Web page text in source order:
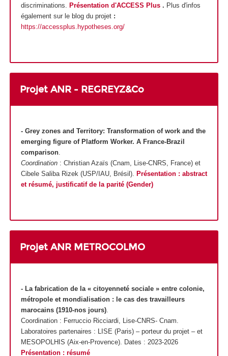
discriminations. Présentation d'ACCESS Plus. Plus d'infos
également sur le blog du projet :
https://accessplus.hypotheses.org/
Projet ANR - REGREYZ&Co
- Grey zones and Territory: Transformation of work and the
emerging figure of Platform Worker. A France-Brazil
comparison.
Coordination: Christian Azaïs (Cnam, Lise-CNRS, France) et
Cibele Saliba Rizek (USP/IAU, Brésil). Présentation : abstract
et résumé, justificatif de la parité (Gender)
Projet ANR METROCOLMO
- La fabrication de la « citoyenneté sociale » entre colonie,
métropole et mondialisation : le cas des travailleurs
marocains (1910-nos jours).
Coordination : Ferruccio Ricciardi, Lise-CNRS- Cnam.
Laboratoires partenaires : LISE (Paris) – porteur du projet – et
MESOPOLHIS (Aix-en-Provence). Dates : 2023-2026
Présentation : résumé